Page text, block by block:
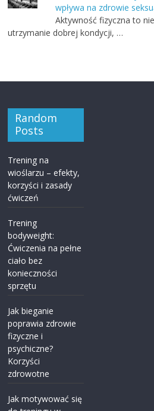
wpływa na zdrowie
Aktywność fizyczna to
utrzymanie dobrej kondycji, …
Random
Posts
Trening na
wioślarzu – efekty,
korzyści i zasady
ćwiczeń
Trening
bodyweight:
Ćwiczenia na pełne
ciało bez
konieczności
sprzętu
Jak bieganie
poprawia zdrowie
fizyczne i
psychiczne?
Korzyści
zdrowotne
Jak motywować się